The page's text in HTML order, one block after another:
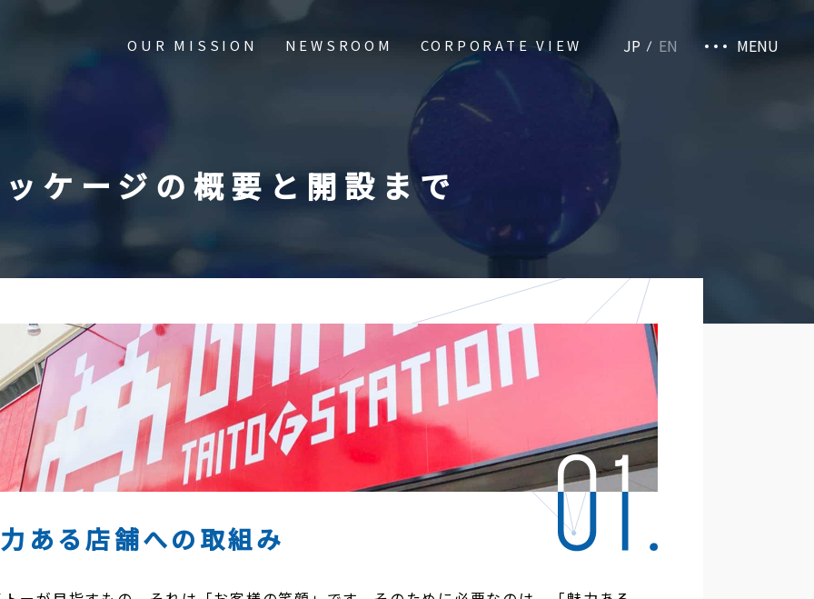
OUR MISSION NEWSROOM CORPORATE VIEW JP EN MENU
Overview
& Officers
Newsroom
Privacy Policy
Terms of Use
ケージ の概要と開設まで
ある店舗への取組み